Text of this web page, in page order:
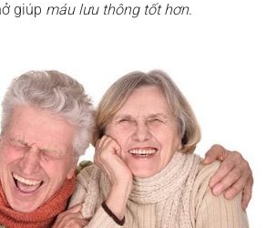
giúp máu lưu thông tốt hơn.